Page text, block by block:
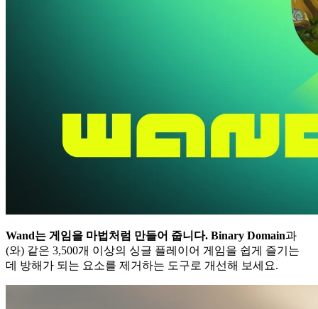
Wand는 게임을 마법처럼 만들어 줍니다. Binary Domain과
(와) 같은 3,500개 이상의 싱글 플레이어 게임을 쉽게 즐기는
데 방해가 되는 요소를 제거하는 도구로 개선해 보세요.